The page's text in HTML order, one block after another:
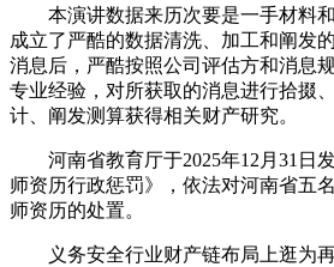
本演讲数据来历次要是一手材料和
成立了严酷的数据清洗、加工和阐发
消息后，严酷按照公司评估方和消息
专业经验，对所获取的消息进行拾掇
计、阐发测算获得相关财产研究。
河南省教育厅于2025年12月31日发
师资历行政惩罚》，依法对河南省五
师资历的处置。
义务安全行业财产链布局上逛为再